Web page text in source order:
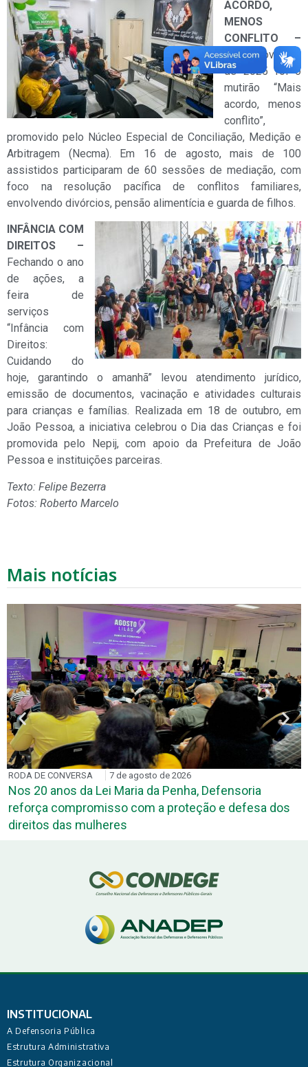
ACORDO,
MENOS
CONFLITO –
Outra novidade
de 2025 foi o
mutirão “Mais
acordo, menos
conflito”,
promovido pelo Núcleo Especial de Conciliação, Medição e
Arbitragem (Necma). Em 16 de agosto, mais de 100
assistidos participaram de 60 sessões de mediação, com
foco na resolução pacífica de conflitos familiares,
envolvendo divórcios, pensão alimentícia e guarda de filhos.
INFÂNCIA COM
DIREITOS –
Fechando o ano
de ações, a
feira de
serviços
“Infância com
Direitos:
Cuidando do
hoje, garantindo o amanhã” levou atendimento jurídico,
emissão de documentos, vacinação e atividades culturais
para crianças e famílias. Realizada em 18 de outubro, em
João Pessoa, a iniciativa celebrou o Dia das Crianças e foi
promovida pelo Nepij, com apoio da Prefeitura de João
Pessoa e instituições parceiras.
Texto: Felipe Bezerra
Fotos: Roberto Marcelo
Mais notícias
RODA DE CONVERSA 7 de agosto de 2026
Nos 20 anos da Lei Maria da Penha, Defensoria
reforça compromisso com a proteção e defesa dos
direitos das mulheres
INSTITUCIONAL
A Defensoria Pública
Estrutura Administrativa
Estrutura Organizacional